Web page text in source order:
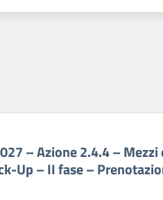
– Azione 2.4.4 –
Up – II fase –